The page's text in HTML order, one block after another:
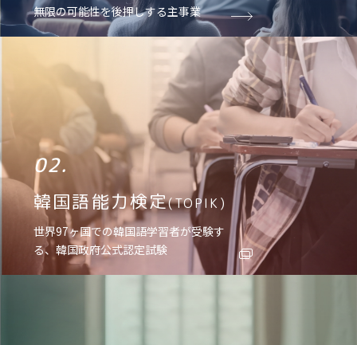
無限の可能性を後押しする主事業
02.
韓国語能力検定(TOPIK)
世界97ヶ国での韓国語学習者が受験す
る、韓国政府公式認定試験